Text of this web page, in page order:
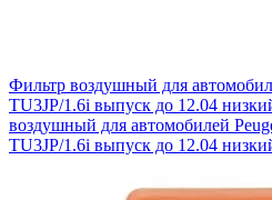
Фильтр воздушный для
TU3JP/1.6i выпуск до 12.04
воздушный для автомобилей
TU3JP/1.6i выпуск до 12.04